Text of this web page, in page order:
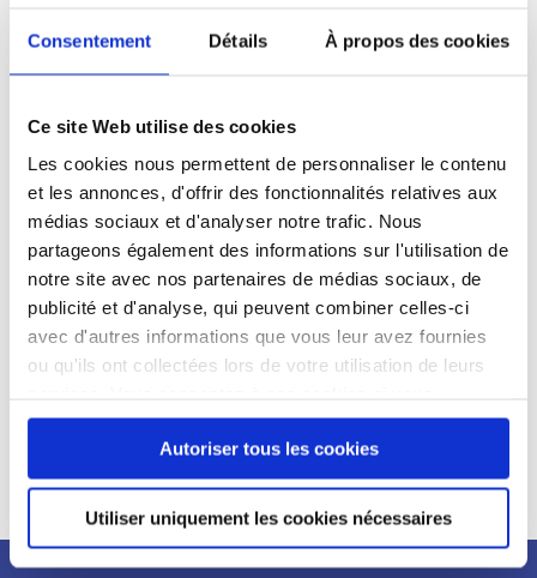
Consentement Détails À propos des cookies
Ce site Web utilise des cookies
Les cookies nous permettent de personnaliser le contenu
et les annonces, d'offrir des fonctionnalités relatives aux
médias sociaux et d'analyser notre trafic. Nous
partageons également des informations sur l'utilisation de
notre site avec nos partenaires de médias sociaux, de
publicité et d'analyse, qui peuvent combiner celles-ci
avec d'autres informations que vous leur avez fournies
ou qu'ils ont collectées lors de votre utilisation de leurs
continuez à utiliser notre site Web.
Autoriser tous les cookies
Utiliser uniquement les cookies nécessaires
candidat
Qualifications et diplômes :
Profil recherché :
Expérience :
Processus
de
recrutement